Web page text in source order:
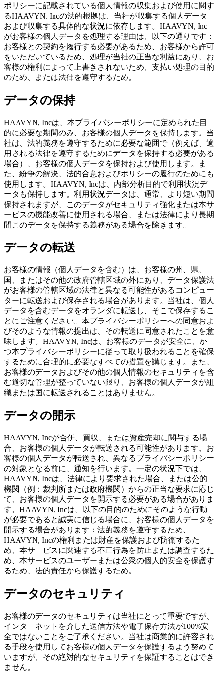
ポリシーに記載されている個人情報の収集および使用に関す
るHAAVYN, Incの法的根拠は、当社が収集する個人データ
および収集する具体的な状況に依存します。HAAVYN, Inc
がお客様の個人データを処理する理由は、以下の通りです：
お客様との契約を履行する必要があるため、お客様から許可
をいただいているため、処理が当社の正当な利益にあり、お
客様の権利によって上書きされないため、支払い処理の目的
のため、または法律を遵守するため。
データの保持
HAAVYN, Incは、本プライバシーポリシーに定められた目
的に必要な期間のみ、お客様の個人データを保持します。当
社は、法的義務を遵守するために必要な範囲で（例えば、適
用される法律を遵守するためにデータを保持する必要がある
場合）、お客様の個人データを保持および使用します。ま
た、紛争の解決、法的合意およびポリシーの履行のためにも
使用します。HAAVYN, Incは、内部分析目的で利用状況デ
ータも保持します。利用状況データは、通常、より短い期間
保持されますが、このデータがセキュリティ強化または本サ
ービスの機能改善に使用される場合、または法律により長期
間このデータを保持する義務がある場合を除きます。
データの転送
お客様の情報（個人データを含む）は、お客様の州、県、
国、またはその他の政府管轄区域の外にあり、データ保護法
がお客様の管轄区域の法律と異なる可能性があるコンピュー
ターに転送および保存される場合があります。当社は、個人
データを含むデータをオランダに転送し、そこで保存するこ
とにご注意ください。本プライバシーポリシーへの同意およ
びそのような情報の提出は、その転送に同意されたことを意
味します。HAAVYN, Incは、お客様のデータが安全に、か
つ本プライバシーポリシーに従って取り扱われることを確保
するために合理的に必要なすべての措置を講じます。また、
お客様のデータおよびその他の個人情報のセキュリティを含
む適切な管理が整っていない限り、お客様の個人データが組
織または国に転送されることはありません。
データの開示
HAAVYN, Incが合併、買収、または資産売却に関与する場
合、お客様の個人データが転送される可能性があります。お
客様の個人データが転送され、異なるプライバシーポリシー
の対象となる前に、通知を行います。一定の状況下では、
HAAVYN, Incは、法律により要求された場合、または公的
機関（例：裁判所または政府機関）からの正当な要求に応じ
て、お客様の個人データを開示する必要がある場合がありま
す。HAAVYN, Incは、以下の目的のためにそのような行動
が必要であると誠実に信じる場合に、お客様の個人データを
開示する場合があります：法的義務を遵守するため、
HAAVYN, Incの権利または財産を保護および防衛するた
め、本サービスに関連する不正行為を防止または調査するた
め、本サービスのユーザーまたは公衆の個人的安全を保護す
るため、法的責任から保護するため。
データのセキュリティ
お客様のデータのセキュリティは当社にとって重要ですが、
インターネットを介した送信方法や電子保存方法が100%安
全ではないことをご了承ください。当社は商業的に許容され
る手段を使用してお客様の個人データを保護するよう努めて
いますが、その絶対的なセキュリティを保証することはでき
ません。